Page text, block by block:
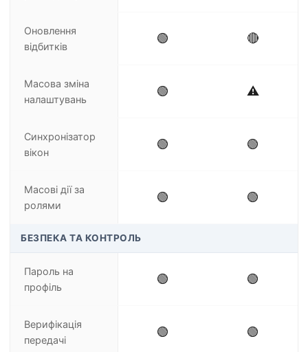
Оновлення
відбитків
🟢 🔴
Масова зміна
налаштувань
🟢 ⚠️
Синхронізатор
вікон
🟢 🟢
Масові дії за
ролями
🟢 🟢
БЕЗПЕКА ТА КОНТРОЛЬ
Пароль на
профіль
🟢 🟢
Верифікація
передачі
🟢 🟢